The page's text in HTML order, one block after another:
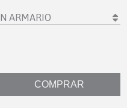
ARMARIO
COMPRAR